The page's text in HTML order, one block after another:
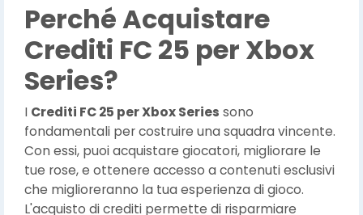
Perché Acquistare
Crediti FC 25 per Xbox
Series?
I Crediti FC 25 per Xbox Series sono
fondamentali per costruire una squadra vincente.
Con essi, puoi acquistare giocatori, migliorare le
tue rose, e ottenere accesso a contenuti esclusivi
che miglioreranno la tua esperienza di gioco.
L'acquisto di crediti permette di risparmiare